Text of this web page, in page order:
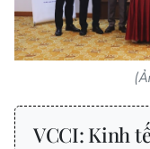
VCCI: Kinh